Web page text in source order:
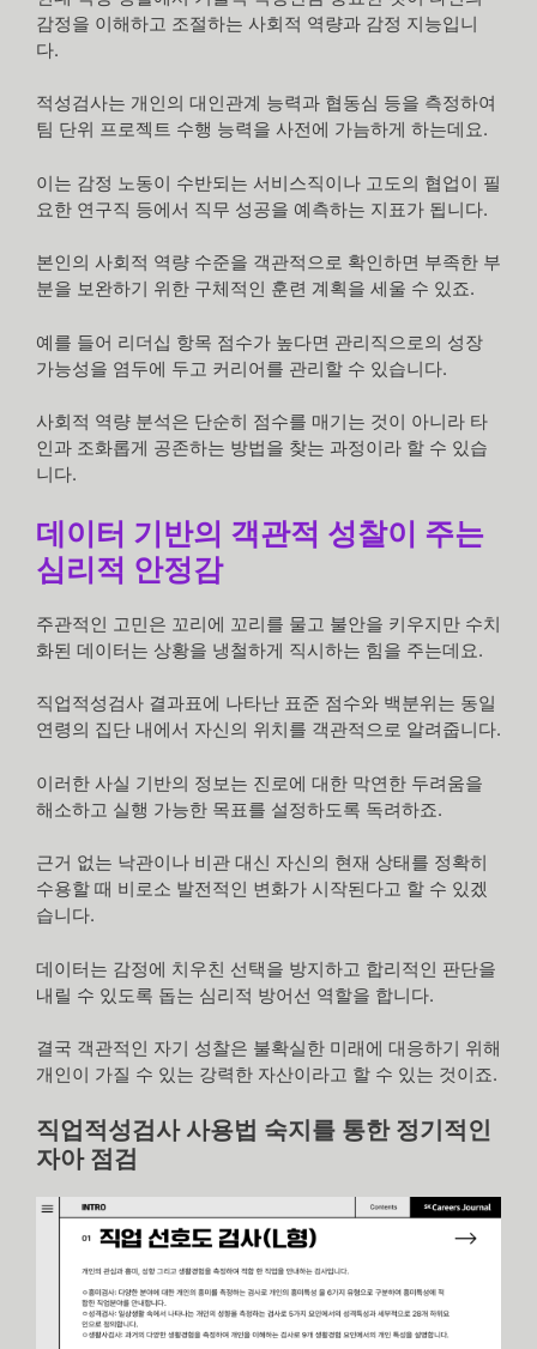
감정을 이해하고 조절하는 사회적 역량과 감정 지능입니
다.
적성검사는 개인의 대인관계 능력과 협동심 등을 측정하여
팀 단위 프로젝트 수행 능력을 사전에 가늠하게 하는데요.
이는 감정 노동이 수반되는 서비스직이나 고도의 협업이 필
요한 연구직 등에서 직무 성공을 예측하는 지표가 됩니다.
본인의 사회적 역량 수준을 객관적으로 확인하면 부족한 부
분을 보완하기 위한 구체적인 훈련 계획을 세울 수 있죠.
예를 들어 리더십 항목 점수가 높다면 관리직으로의 성장
가능성을 염두에 두고 커리어를 관리할 수 있습니다.
사회적 역량 분석은 단순히 점수를 매기는 것이 아니라 타
인과 조화롭게 공존하는 방법을 찾는 과정이라 할 수 있습
니다.
데이터 기반의 객관적 성찰이 주는
심리적 안정감
주관적인 고민은 꼬리에 꼬리를 물고 불안을 키우지만 수치
화된 데이터는 상황을 냉철하게 직시하는 힘을 주는데요.
직업적성검사 결과표에 나타난 표준 점수와 백분위는 동일
연령의 집단 내에서 자신의 위치를 객관적으로 알려줍니다.
이러한 사실 기반의 정보는 진로에 대한 막연한 두려움을
해소하고 실행 가능한 목표를 설정하도록 독려하죠.
근거 없는 낙관이나 비관 대신 자신의 현재 상태를 정확히
수용할 때 비로소 발전적인 변화가 시작된다고 할 수 있겠
습니다.
데이터는 감정에 치우친 선택을 방지하고 합리적인 판단을
내릴 수 있도록 돕는 심리적 방어선 역할을 합니다.
결국 객관적인 자기 성찰은 불확실한 미래에 대응하기 위해
개인이 가질 수 있는 강력한 자산이라고 할 수 있는 것이죠.
직업적성검사 사용법 숙지를 통한 정기적인
자아 점검